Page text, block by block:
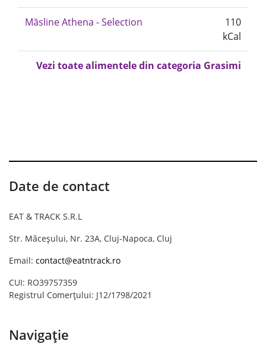
Măsline Athena - Selection
110
kCal
Vezi toate alimentele din categoria Grasimi
Date de contact
EAT & TRACK S.R.L
Str. Măceșului, Nr. 23A, Cluj-Napoca, Cluj
Email: contact@eatntrack.ro
CUI: RO39757359
Registrul Comerțului: J12/1798/2021
Navigație